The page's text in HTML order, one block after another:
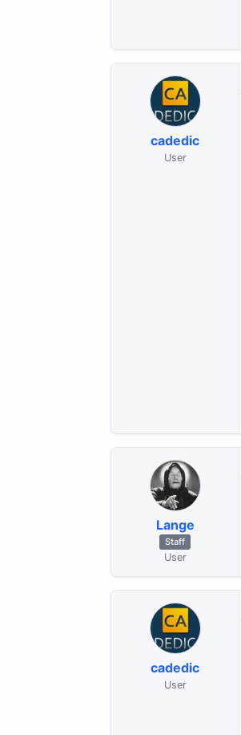
cadedic
User
Lange
Staff
User
cadedic
User